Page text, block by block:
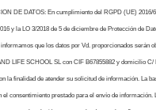
DE DATOS: En cumplimiento del RGPD (UE) 2016/
y la LO 3/2018 de 5 de diciembre de Protección de
que los datos por Vd. proporcionados serán
LIFE SCHOOL SL con CIF B67855882 y domicilio C/
la finalidad de atender su solicitud de información. La
el consentimiento prestado para el envío de